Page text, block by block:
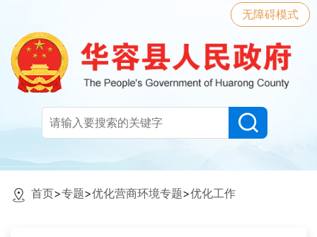
无障碍模式
首页>专题>优化营商环境专题>优化工作